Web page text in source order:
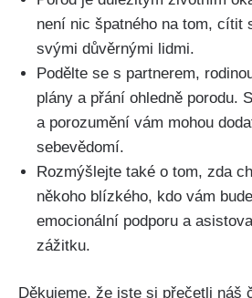
není nic špatného ⁤na tom, cítit
svými důvěrnými lidmi.
Podělte se s partnerem,
plány a ⁢přání ohledně porodu.
a porozumění vám mohou
sebevědomí.
Rozmýšlejte také o tom, zda
někoho blízkého, kdo vám
emocionální podporu a
zážitku.
Děkujeme, že jste si přečetli náš​